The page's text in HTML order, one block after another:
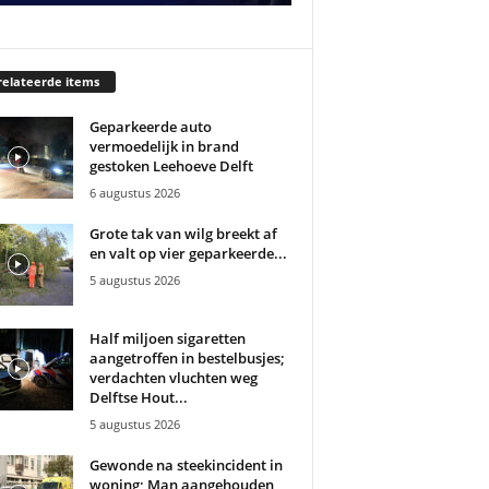
items
Geparkeerde auto
vermoedelijk in brand
gestoken Leehoeve Delft
6 augustus 2026
Grote tak van wilg breekt af
en valt op vier geparkeerde...
5 augustus 2026
Half miljoen sigaretten
aangetroffen in bestelbusjes;
verdachten vluchten weg
Delftse Hout...
5 augustus 2026
Gewonde na steekincident in
woning; Man aangehouden